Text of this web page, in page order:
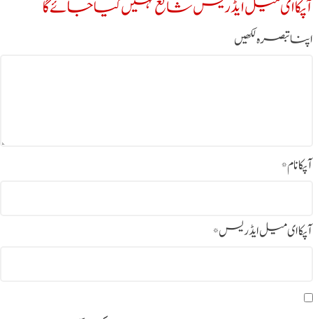
آپکا ای میل ایڈریس شائع نہیں کیا جائے گا
اپنا تبصرہ لکھیں
آپکا نام*
آپکا ای میل ایڈریس*